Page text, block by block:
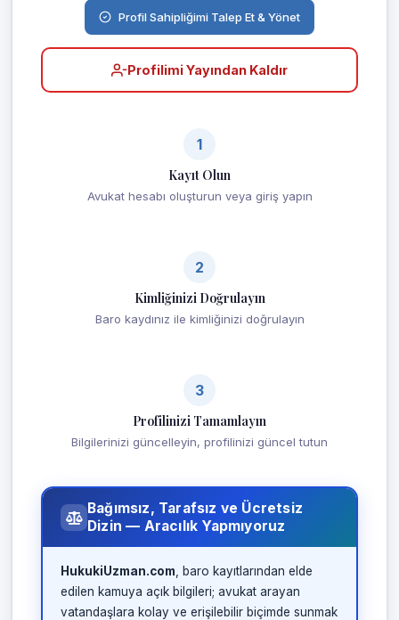
Profil Sahipliğimi Talep Et & Yönet
Profilimi Yayından Kaldır
1
Kayıt Olun
Avukat hesabı oluşturun veya giriş yapın
2
Kimliğinizi Doğrulayın
Baro kaydınız ile kimliğinizi doğrulayın
3
Profilinizi Tamamlayın
Bilgilerinizi güncelleyin, profilinizi güncel tutun
Bağımsız, Tarafsız ve Ücretsiz
Dizin — Aracılık Yapmıyoruz
HukukiUzman.com , baro kayıtlarından elde
edilen kamuya açık bilgileri; avukat arayan
vatandaşlara kolay ve erişilebilir biçimde sunmak